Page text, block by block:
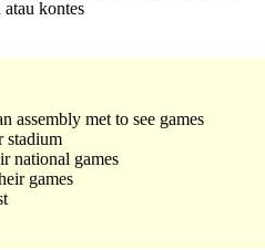
atau kontes
assembly met to see games
stadium
national games
games